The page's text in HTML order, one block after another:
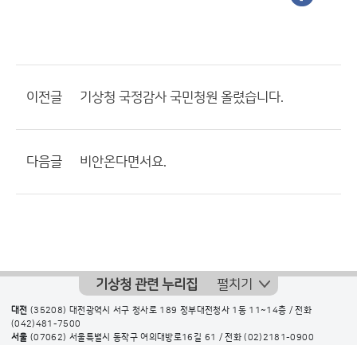
이전글 기상청 국정감사 국민청원 올렸습니다.
다음글 비안온다면서요.
기상청 관련 누리집 펼치기
대전 (35208) 대전광역시 서구 청사로 189 정부대전청사 1동 11~14층 / 전화
(042)481-7500
서울 (07062) 서울특별시 동작구 여의대방로16길 61 / 전화(02)2181-0900